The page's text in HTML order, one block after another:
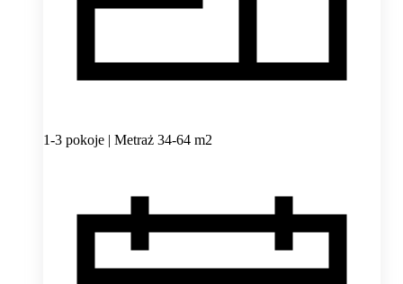
1-3 pokoje | Metraż 34-64 m2